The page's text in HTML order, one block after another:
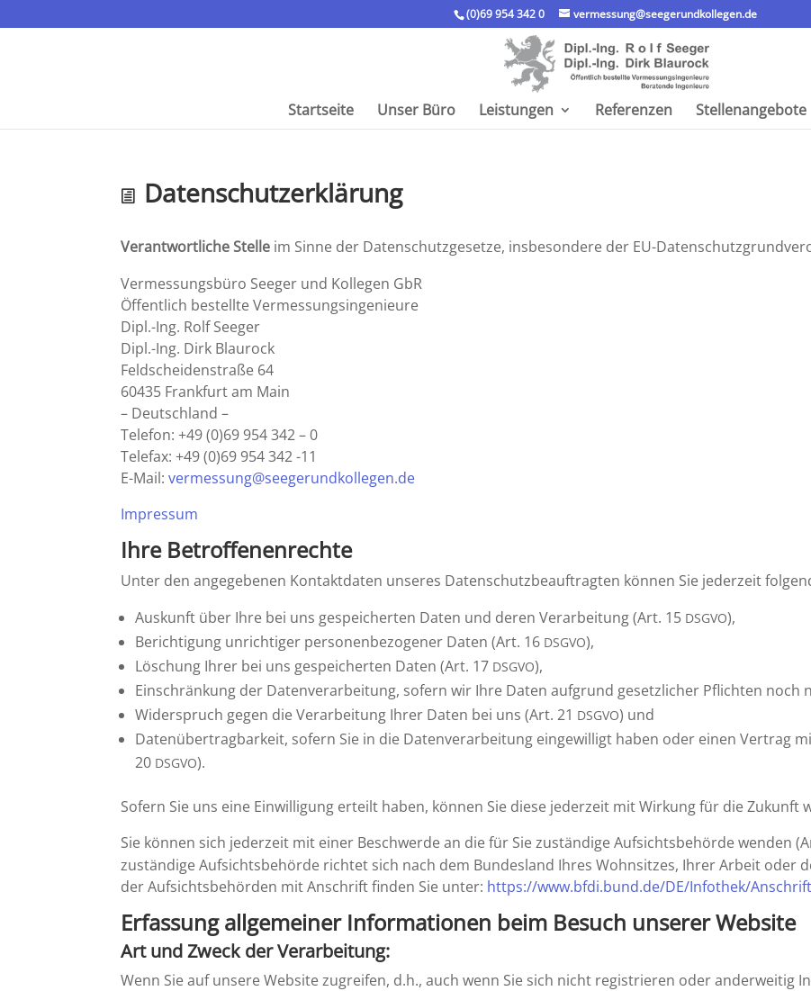
(0)69 954 342 0 vermessung@seegerundkollegen.de
Start­seite Unser Büro Leistungen Referenzen Stellen­an­ge­bote
Daten­schutz­er­klä­rung
Verant­wort­liche Stelle im Sinne der Daten­schutz­ge­setze, insbe­son­dere der EU-
Vermes­sungs­büro Seeger und Kollegen GbR
Öffent­lich bestellte Vermessungsingenieure
Dipl.-Ing. Rolf Seeger
Dipl.-Ing. Dirk Blaurock
Feldschei­den­straße 64
60435 Frank­furt am Main
– Deutschland –
Telefon: +49 (0)69 954 342 – 0
Telefax: +49 (0)69 954 342 -11
E-Mail:vermessung@​seegerundkollegen.​de
Impressum
Ihre Betrof­fe­nen­rechte
Unter den angege­benen Kontakt­daten unseres Daten­schutz­be­auf­tragten können Sie jeder­zeit
Auskunft über Ihre bei uns gespei­cherten Daten und deren Verar­bei­tung (Art. 15 DSGVO),
Berich­ti­gung unrich­tiger perso­nen­be­zo­gener Daten (Art. 16 DSGVO),
Löschung Ihrer bei uns gespei­cherten Daten (Art. 17 DSGVO),
Einschrän­kung der Daten­ver­ar­bei­tung, sofern wir Ihre Daten aufgrund gesetz­li­cher Pflichten noch
Wider­spruch gegen die Verar­bei­tung Ihrer Daten bei uns (Art. 21 DSGVO) und
Daten­über­trag­bar­keit, sofern Sie in die Daten­ver­ar­bei­tung einge­wil­ligt haben oder einen Vertrag
20 DSGVO).
Sofern Sie uns eine Einwil­li­gung erteilt haben, können Sie diese jeder­zeit mit Wirkung für die Zukunft
Sie können sich jeder­zeit mit einer Beschwerde an die für Sie zustän­dige Aufsichts­be­hörde wenden
zustän­dige Aufsichts­be­hörde richtet sich nach dem Bundes­land Ihres Wohnsitzes, Ihrer Arbeit oder
der Aufsichts­be­hörden mit Anschrift finden Sie unter: https://​www​.bfdi​.bund​.de/​D​E​/​I​n​f​o​t​h​e​k​/​
Erfas­sung allge­meiner Infor­ma­tionen beim Besuch unserer Website
Art und Zweck der Verarbeitung:
Wenn Sie auf unsere Website zugreifen, d.h., auch wenn Sie sich nicht regis­trieren oder ander­weitig